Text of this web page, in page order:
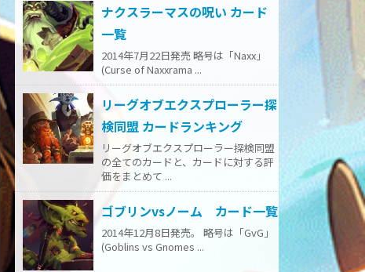
ナクスラーマスの呪い カード
一覧
2014年7月22日発売 略号は「Naxx」
(Curse of Naxxrama ...
リーグオブエクスプローラー探
検同盟 カードランキング
リーグオブエクスプローラー探検同盟
の全てのカードと、カードに対する評
価をまとめて ...
ゴブリンvsノーム カード一覧
2014年12月8日発売。 略号は「GvG」
(Goblins vs Gnomes ...